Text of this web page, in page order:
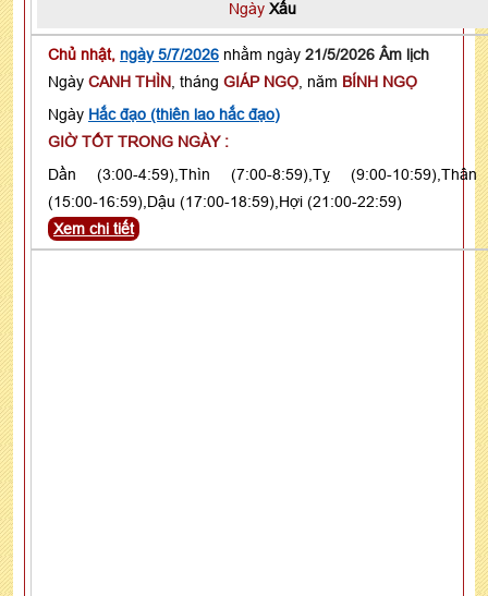
Ngày Xấu
Chủ nhật, ngày 5/7/2026 nhằm ngày 21/5/2026 Âm lịch
Ngày CANH THÌN , tháng GIÁP NGỌ , năm BÍNH NGỌ
Ngày Hắc đạo (thiên lao hắc đạo)
GIỜ TỐT TRONG NGÀY :
Dần (3:00-4:59),Thìn (7:00-8:59),Tỵ (9:00-10:59),Thân
(15:00-16:59),Dậu (17:00-18:59),Hợi (21:00-22:59)
Xem chi tiết